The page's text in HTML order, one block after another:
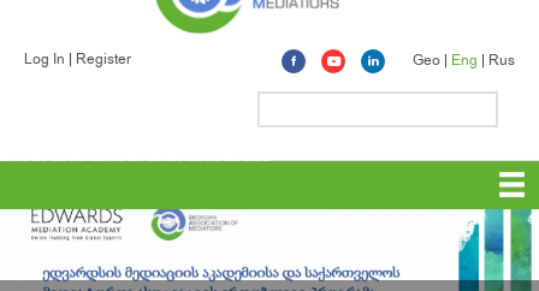
Log In Register Geo Eng Rus